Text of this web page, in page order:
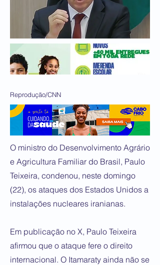
Reprodução/CNN
O ministro do Desenvolvimento Agrário
e Agricultura Familiar do Brasil, Paulo
Teixeira, condenou, neste domingo
(22), os ataques dos Estados Unidos a
instalações nucleares iranianas.
Em publicação no X, Paulo Teixeira
afirmou que o ataque fere o direito
internacional. O Itamaraty ainda não se